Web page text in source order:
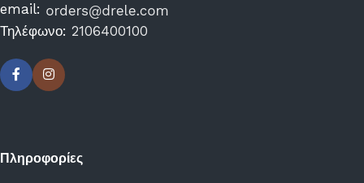
email:
Τηλέφωνο: 2106400100
Πληροφορίες